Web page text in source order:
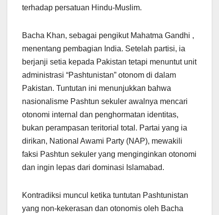
terhadap persatuan Hindu-Muslim.
Bacha Khan, sebagai pengikut Mahatma Gandhi ,
menentang pembagian India. Setelah partisi, ia
berjanji setia kepada Pakistan tetapi menuntut unit
administrasi “Pashtunistan” otonom di dalam
Pakistan. Tuntutan ini menunjukkan bahwa
nasionalisme Pashtun sekuler awalnya mencari
otonomi internal dan penghormatan identitas,
bukan perampasan teritorial total. Partai yang ia
dirikan, National Awami Party (NAP), mewakili
faksi Pashtun sekuler yang menginginkan otonomi
dan ingin lepas dari dominasi Islamabad.
Kontradiksi muncul ketika tuntutan Pashtunistan
yang non-kekerasan dan otonomis oleh Bacha